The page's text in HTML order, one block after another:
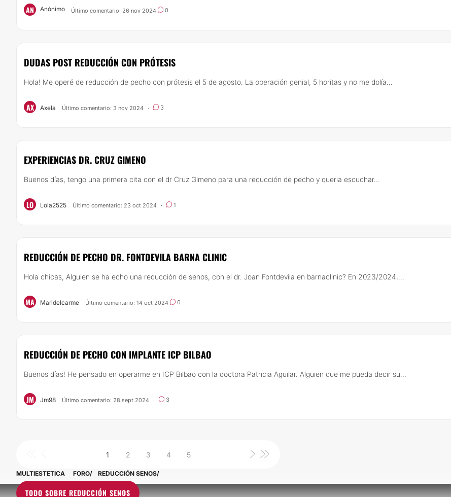
AN Anónimo Último comentario: 26 nov 2024 0
DUDAS POST REDUCCIÓN CON PRÓTESIS
Hola! Me operé de reducción de pecho con prótesis el 5 de agosto. La operación genial, 5 horitas y no me dolía...
AX Axela Último comentario: 3 nov 2024 · 3
EXPERIENCIAS DR. CRUZ GIMENO
Buenos días, tengo una primera cita con el dr Cruz Gimeno para una reducción de pecho y queria escuchar...
LO Lola2525 Último comentario: 23 oct 2024 · 1
REDUCCIÓN DE PECHO DR. FONTDEVILA BARNA CLINIC
Hola chicas, Alguien se ha echo una reducción de senos, con el dr. Joan Fontdevila en barnaclinic? En 2023/2024,...
MA Maridelcarme Último comentario: 14 oct 2024 0
REDUCCIÓN DE PECHO CON IMPLANTE ICP BILBAO
Buenos días! He pensado en operarme en ICP Bilbao con la doctora Patricia Aguilar. Alguien que me pueda decir su...
JM Jm98 Último comentario: 28 sept 2024 · 3
1 2 3 4 5
TODO SOBRE REDUCCIÓN SENOS
MULTIESTETICA FORO REDUCCIÓN SENOS